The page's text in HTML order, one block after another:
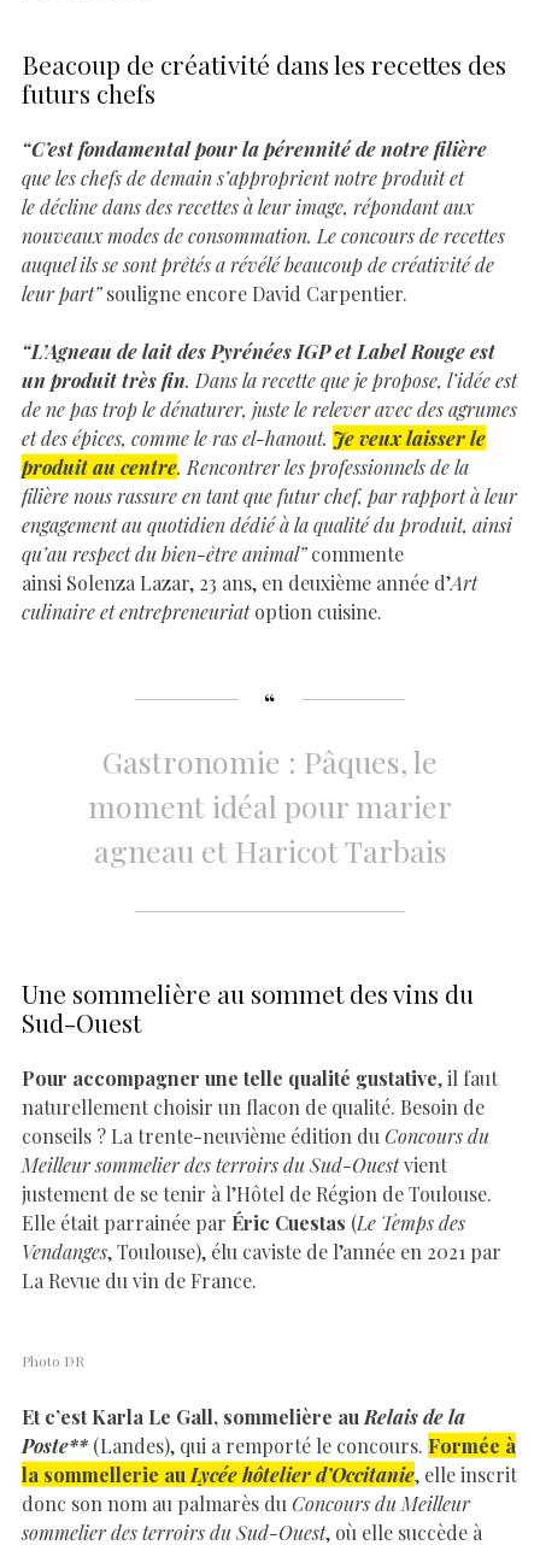
Beacoup de créativité dans les recettes des
futurs chefs
“C’est fondamental pour la pérennité de notre filière
que les chefs de demain s’approprient notre produit et
le décline dans des recettes à leur image, répondant aux
nouveaux modes de consommation. Le concours de recettes
auquel ils se sont prêtés a révélé beaucoup de créativité de
leur part”souligne encore David Carpentier.
“L’Agneau de lait des Pyrénées IGP et Label Rouge est
un produit très fin. Dans la recette que je propose, l’idée est
de ne pas trop le dénaturer, juste le relever avec des agrumes
et des épices, comme le ras el-hanout. Je veux laisser le
produit au centre. Rencontrer les professionnels de la
filière nous rassure en tant que futur chef, par rapport à leur
engagement au quotidien dédié à la qualité du produit, ainsi
qu’au respect du bien-être animal”commente
ainsi Solenza Lazar, 23 ans, en deuxième année d’Art
culinaire et entrepreneuriatoption cuisine.
Gastronomie : Pâques, le
moment idéal pour marier
agneau et Haricot Tarbais
Une sommelière au sommet des vins du
Sud-Ouest
Pour accompagner une telle qualité gustative, il faut
naturellement choisir un flacon de qualité. Besoin de
conseils ? La trente-neuvième édition du Concours du
Meilleur sommelier des terroirs du Sud-Ouestvient
justement de se tenir à l’Hôtel de Région de Toulouse.
Elle était parrainée par Éric Cuestas (Le Temps des
Vendanges, Toulouse), élu caviste de l’année en 2021 par
La Revue du vin de France.
Photo DR
Et c’est Karla Le Gall, sommelière au Relais de la
Poste** (Landes), qui a remporté le concours. Formée à
la sommellerie au Lycée hôtelier d’Occitanie, elle inscrit
donc son nom au palmarès du Concours du Meilleur
sommelier des terroirs du Sud-Ouest, où elle succède à